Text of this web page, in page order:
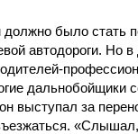
было стать
автодороги. Но
дальнобойщики
выступал за